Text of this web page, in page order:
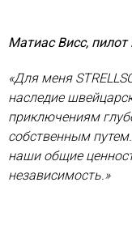
Матиас Висс, пилот
«Для меня
наследие
приключениям
собственным
наши общие
независимость.»